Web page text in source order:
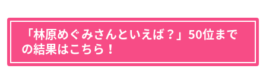
「林原めぐみさんといえば？」50位まで
の結果はこちら！